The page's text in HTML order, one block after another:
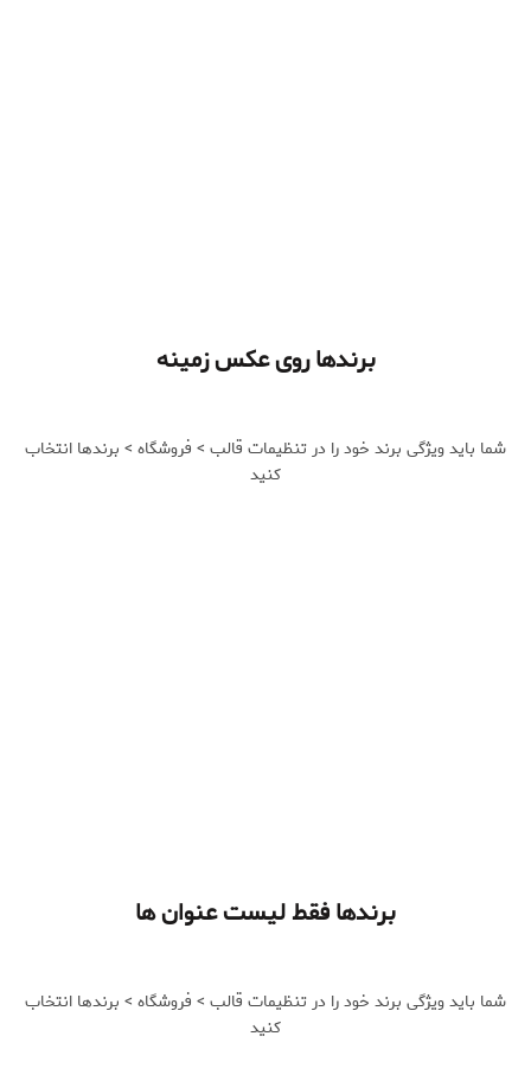
برندها روی عکس زمینه
شما باید ویژگی برند خود را در تنظیمات قالب > فروشگاه > برندها انتخاب
کنید
برندها فقط لیست عنوان ها
شما باید ویژگی برند خود را در تنظیمات قالب > فروشگاه > برندها انتخاب
کنید